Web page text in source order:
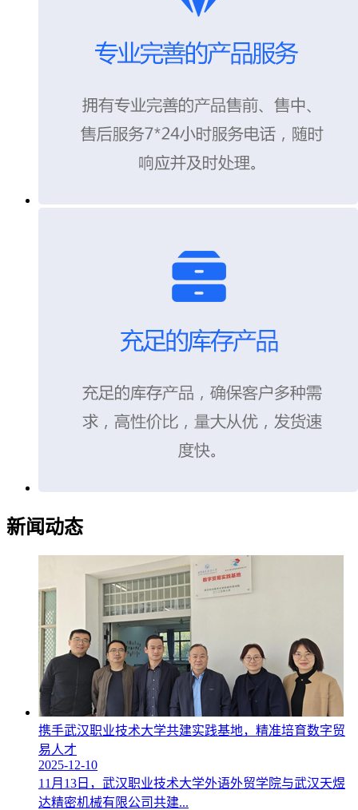
新闻动态
携手武汉职业技术大学共建实践基地，精准培育数字贸
易人才
2025-12-10
11月13日，武汉职业技术大学外语外贸学院与武汉天煜
达精密机械有限公司共建...